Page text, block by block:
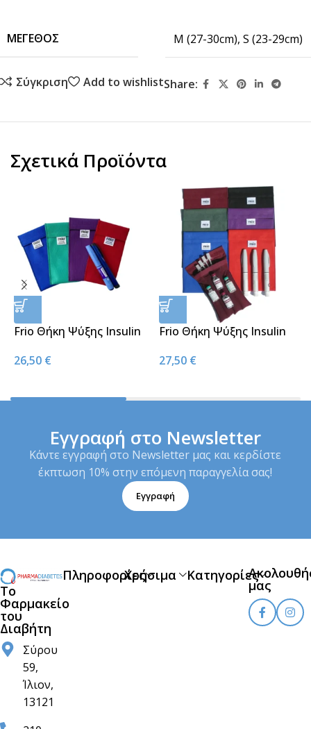
ΜΈΓΕΘΟΣ M (27-30cm), S (23-29cm)
Σύγκριση Add to wishlistShare:
Σχετικά Προϊόντα
Frio Θήκη Ψύξης Insulin
χρώματα
26,50 €
Frio Θήκη Ψύξης Insulin
27,50 €
Εγγραφή στο Newsletter
Κάντε εγγραφή στο Newsletter μας και κερδίστε
έκπτωση 10% στην επόμενη παραγγελία σας!
Εγγραφή
Το
Φαρμακείο
του
Διαβήτη
Σύρου
59,
Ίλιον,
13121
ΠληροφορίεςΧρήσιμα Κατηγορίες
μας